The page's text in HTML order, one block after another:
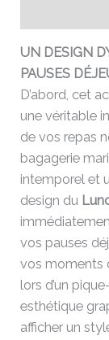
UN DESIGN
PAUSES
D’abord, cet
une véritable
de vos repas
bagagerie
intemporel et
design du
vos pauses
vos moments
lors d’un
esthétique
afficher un